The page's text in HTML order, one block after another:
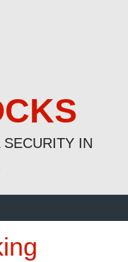
IN